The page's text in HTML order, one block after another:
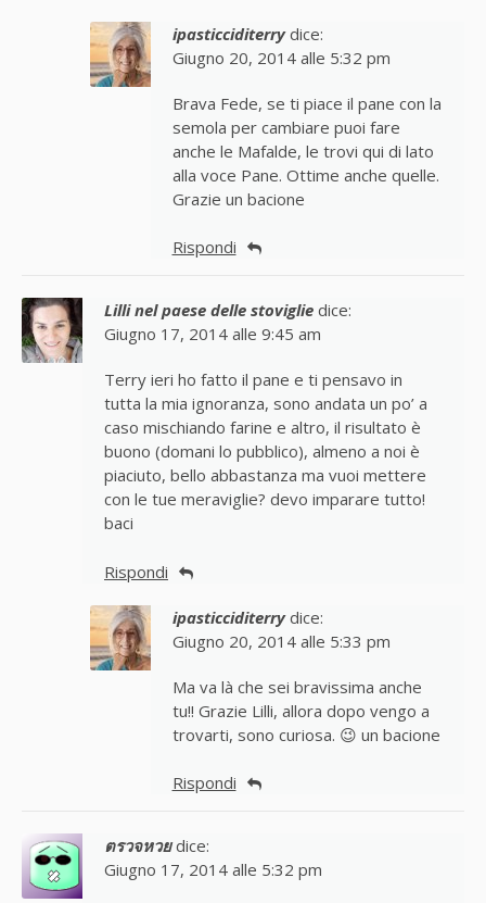
ipasticciditerry dice:
Giugno 20, 2014 alle 5:32 pm
Brava Fede, se ti piace il pane con la
semola per cambiare puoi fare
anche le Mafalde, le trovi qui di lato
alla voce Pane. Ottime anche quelle.
Grazie un bacione
Rispondi
Lilli nel paese delle stoviglie dice:
Giugno 17, 2014 alle 9:45 am
Terry ieri ho fatto il pane e ti pensavo in
tutta la mia ignoranza, sono andata un po’ a
caso mischiando farine e altro, il risultato è
buono (domani lo pubblico), almeno a noi è
piaciuto, bello abbastanza ma vuoi mettere
con le tue meraviglie? devo imparare tutto!
baci
Rispondi
ipasticciditerry dice:
Giugno 20, 2014 alle 5:33 pm
Ma va là che sei bravissima anche
tu!! Grazie Lilli, allora dopo vengo a
trovarti, sono curiosa. 😉 un bacione
Rispondi
ตรวจหวย dice:
Giugno 17, 2014 alle 5:32 pm